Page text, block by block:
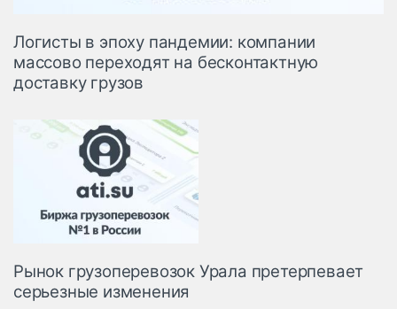
Логисты в эпоху пандемии: компании
массово переходят на бесконтактную
доставку грузов
Рынок грузоперевозок Урала претерпевает
серьезные изменения